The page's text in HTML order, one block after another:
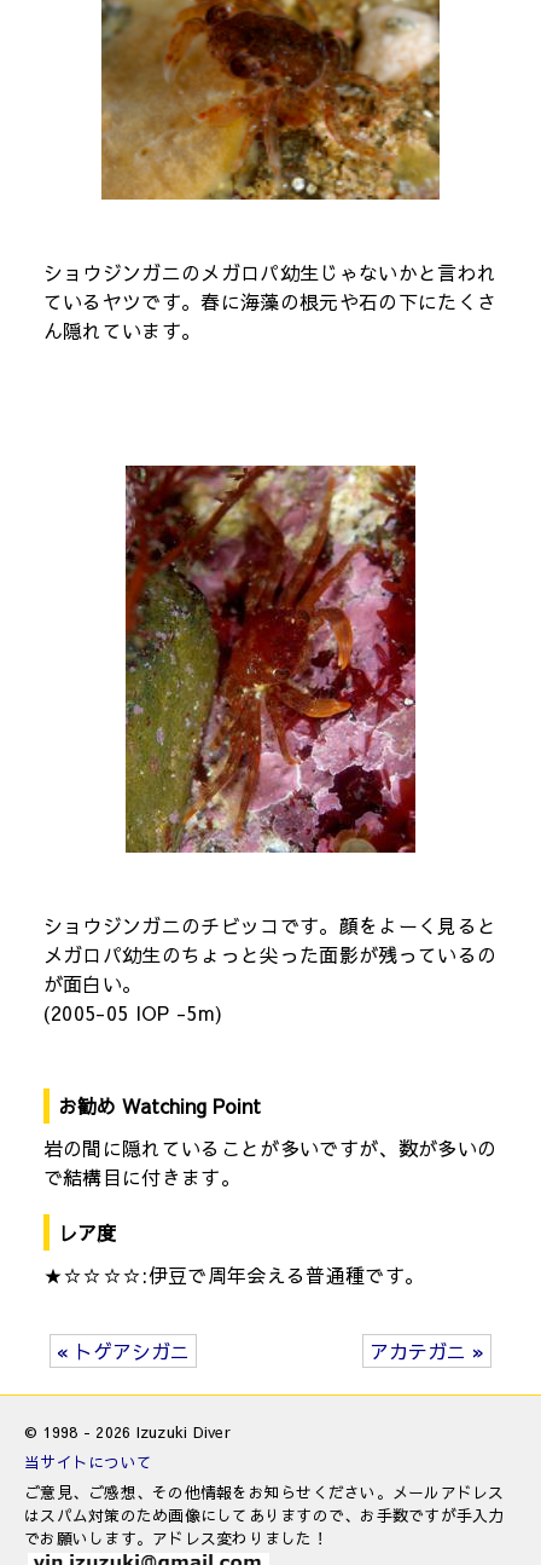
ショウジンガニのメガロパ幼生じゃないかと言われ
ているヤツです。春に海藻の根元や石の下にたくさ
ん隠れています。
ショウジンガニのチビッコです。顔をよーく見ると
メガロパ幼生のちょっと尖った面影が残っているの
が面白い。
(2005-05 IOP -5m)
お勧め Watching Point
岩の間に隠れていることが多いですが、数が多いの
で結構目に付きます。
レア度
★☆☆☆☆:伊豆で周年会える普通種です。
« トゲアシガニ アカテガニ »
© 1998 - 2026 Izuzuki Diver
当サイトについて
ご意見、ご感想、その他情報をお知らせください。メールアドレス
はスパム対策のため画像にしてありますので、お手数ですが手入力
でお願いします。アドレス変わりました！